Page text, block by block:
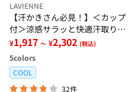
LAVIENNE
【汗かきさん必見！】＜カップ
付＞涼感サラッと快適汗取りタ
ンクトップインナー＜さらりラ
ボ＞
¥1,917 ～ ¥2,302 (税込)
5colors
COOL
32件